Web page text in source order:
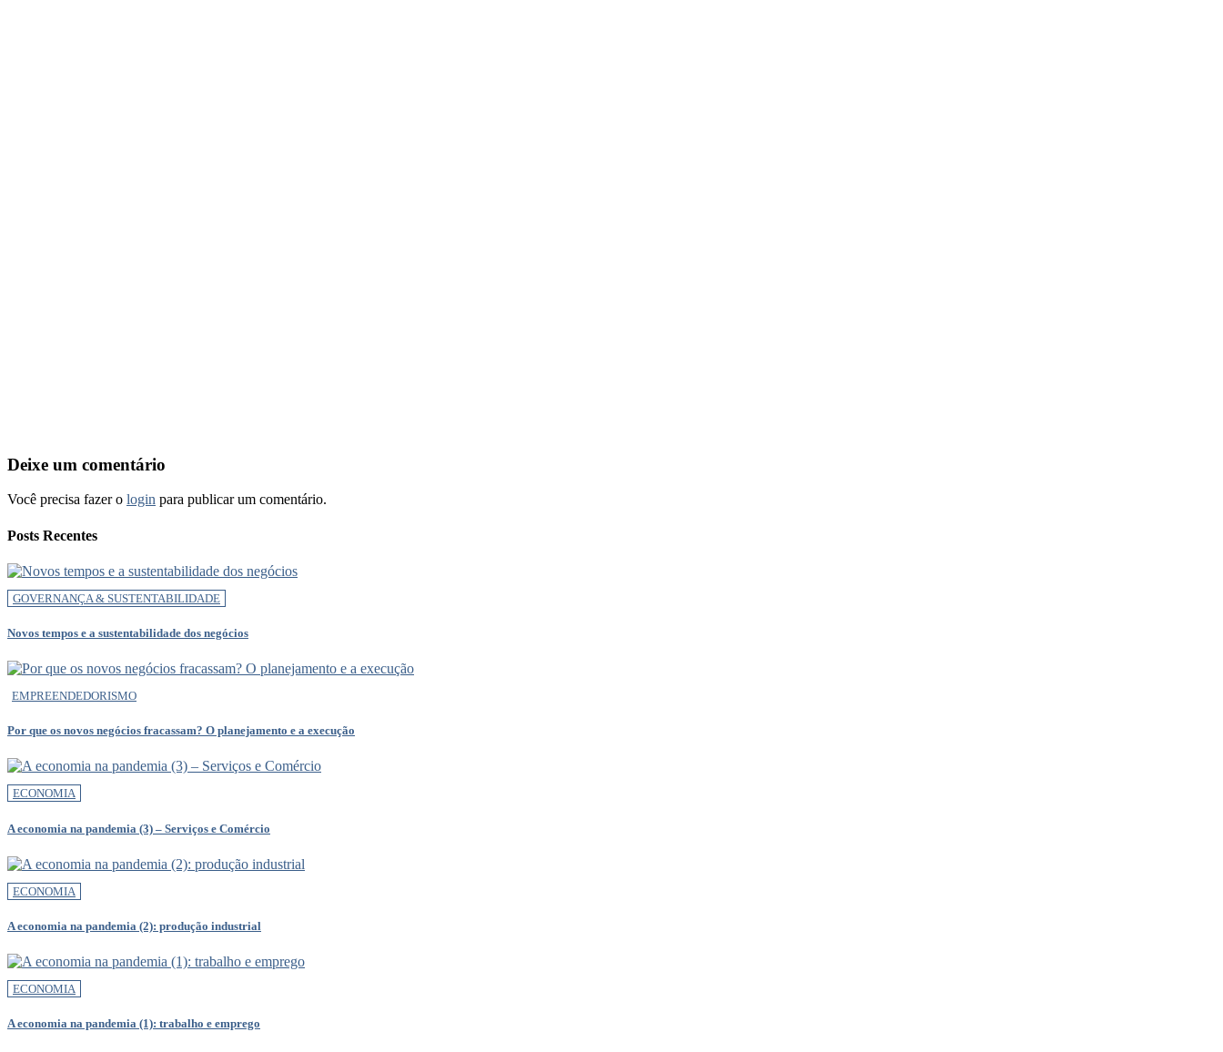
Deixe um comentário
Você precisa fazer o login para publicar um comentário.
Posts Recentes
GOVERNANÇA & SUSTENTABILIDADE
Novos tempos e a sustentabilidade dos negócios
EMPREENDEDORISMO
Por que os novos negócios fracassam? O planejamento e a execução
ECONOMIA
A economia na pandemia (3) – Serviços e Comércio
ECONOMIA
A economia na pandemia (2): produção industrial
ECONOMIA
A economia na pandemia (1): trabalho e emprego